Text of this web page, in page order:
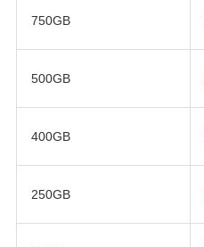
750GB
500GB
400GB
250GB